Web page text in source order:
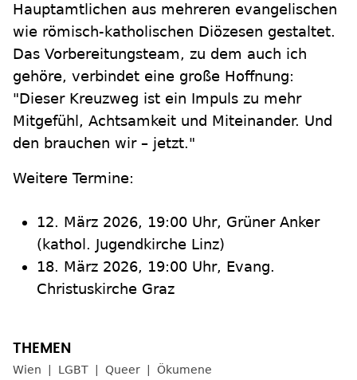
Hauptamtlichen aus mehreren evangelischen
wie römisch-katholischen Diözesen gestaltet.
Das Vorbereitungsteam, zu dem auch ich
gehöre, verbindet eine große Hoffnung:
"Dieser Kreuzweg ist ein Impuls zu mehr
Mitgefühl, Achtsamkeit und Miteinander. Und
den brauchen wir – jetzt."
Weitere Termine:
12. März 2026, 19:00 Uhr, Grüner Anker
(kathol. Jugendkirche Linz)
18. März 2026, 19:00 Uhr, Evang.
Christuskirche Graz
Wien LGBT Queer Ökumene